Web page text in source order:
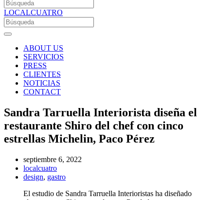
LOCALCUATRO
ABOUT US
SERVICIOS
PRESS
CLIENTES
NOTICIAS
CONTACT
Sandra Tarruella Interiorista diseña el
restaurante Shiro del chef con cinco
estrellas Michelin, Paco Pérez
septiembre 6, 2022
localcuatro
design, gastro
El estudio de Sandra Tarruella Interioristas ha diseñado